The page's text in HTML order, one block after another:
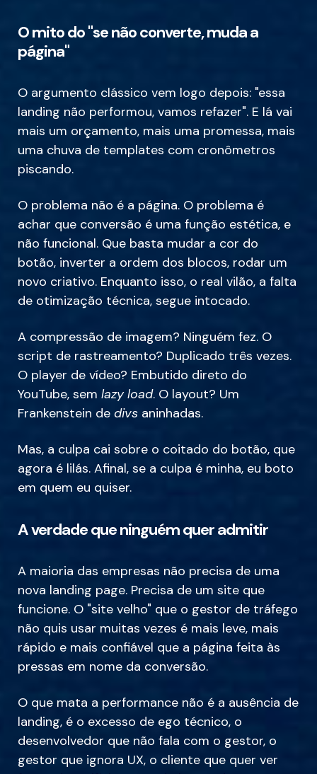
O mito do "se não converte, muda a
página"
O argumento clássico vem logo depois: "essa
landing não performou, vamos refazer". E lá vai
mais um orçamento, mais uma promessa, mais
uma chuva de templates com cronômetros
piscando.
O problema não é a página. O problema é
achar que conversão é uma função estética, e
não funcional. Que basta mudar a cor do
botão, inverter a ordem dos blocos, rodar um
novo criativo. Enquanto isso, o real vilão, a falta
de otimização técnica, segue intocado.
A compressão de imagem? Ninguém fez. O
script de rastreamento? Duplicado três vezes.
O player de vídeo? Embutido direto do
YouTube, sem lazy load. O layout? Um
Frankenstein de divs aninhadas.
Mas, a culpa cai sobre o coitado do botão, que
agora é lilás. Afinal, se a culpa é minha, eu boto
em quem eu quiser.
A verdade que ninguém quer admitir
A maioria das empresas não precisa de uma
nova landing page. Precisa de um site que
funcione. O "site velho" que o gestor de tráfego
não quis usar muitas vezes é mais leve, mais
rápido e mais confiável que a página feita às
pressas em nome da conversão.
O que mata a performance não é a ausência de
landing, é o excesso de ego técnico, o
desenvolvedor que não fala com o gestor, o
gestor que ignora UX, o cliente que quer ver